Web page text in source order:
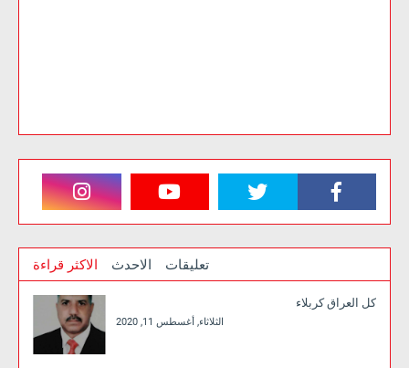
الاكثر قراءة الاحدث تعليقات
كل العراق كربلاء
الثلاثاء, أغسطس 11, 2020